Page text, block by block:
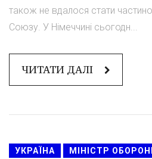
також не вдалося стати
Союзу. У Німеччині сьогодн...
ЧИТАТИ ДАЛІ
УКРАЇНА МІНІСТР